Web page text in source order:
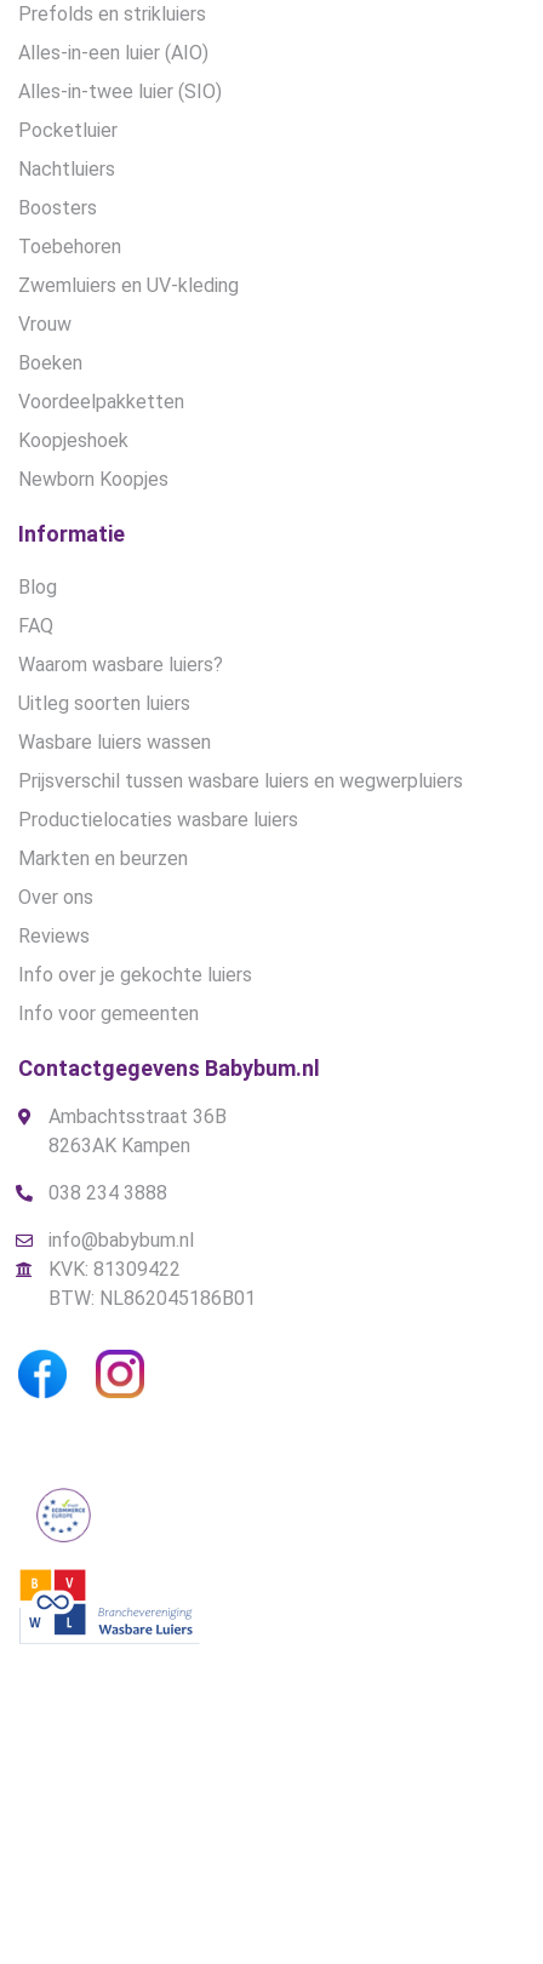
Prefolds en strikluiers
Alles-in-een luier (AIO)
Alles-in-twee luier (SIO)
Pocketluier
Nachtluiers
Boosters
Toebehoren
Zwemluiers en UV-kleding
Vrouw
Boeken
Voordeelpakketten
Koopjeshoek
Newborn Koopjes
Informatie
Blog
FAQ
Waarom wasbare luiers?
Uitleg soorten luiers
Wasbare luiers wassen
Prijsverschil tussen wasbare luiers en wegwerpluiers
Productielocaties wasbare luiers
Markten en beurzen
Over ons
Reviews
Info over je gekochte luiers
Info voor gemeenten
Contactgegevens Babybum.nl
Ambachtsstraat 36B
8263AK Kampen
038 234 3888
info@babybum.nl
KVK: 81309422
BTW: NL862045186B01